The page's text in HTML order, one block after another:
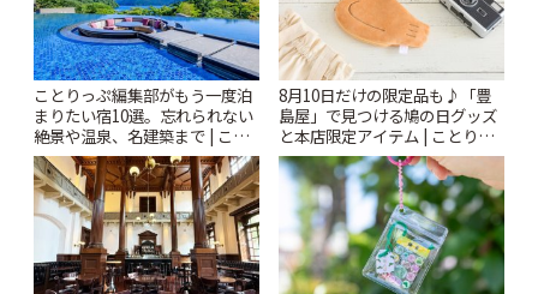
ことりっぷ編集部がもう一度泊
まりたい宿10選。忘れられない
絶景や温泉、名建築まで | こと
りっぷ
8月10日だけの限定品も♪「豊
島屋」で見つける鳩の日グッズ
と本店限定アイテム | ことりっ
ぷ